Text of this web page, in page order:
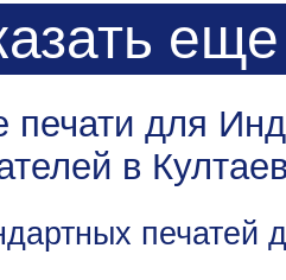
печати для
в
печатей